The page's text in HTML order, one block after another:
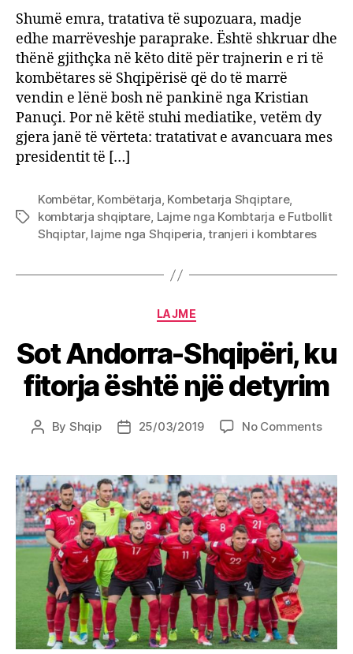
Shumë emra, tratativa të supozuara, madje
edhe marrëveshje paraprake. Është shkruar dhe
thënë gjithçka në këto ditë për trajnerin e ri të
kombëtares së Shqipërisë që do të marrë
vendin e lënë bosh në pankinë nga Kristian
Panuçi. Por në këtë stuhi mediatike, vetëm dy
gjera janë të vërteta: tratativat e avancuara mes
presidentit të […]
Tags
Kombëtar, Kombëtarja, Kombetarja Shqiptare,
kombtarja shqiptare, Lajme nga Kombtarja e Futbollit
Shqiptar, lajme nga Shqiperia,tranjeri i kombtares
Categories
LAJME
Sot Andorra-Shqipëri, ku
fitorja është një detyrim
Post
By Shqip
Post25/03/2019 No Commentson
ku
është
një